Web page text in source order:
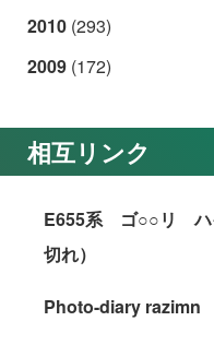
2010 (293)
2009 (172)
相互リンク
E655系 ゴ○○リ ハ
切れ）
Photo-diary razimn